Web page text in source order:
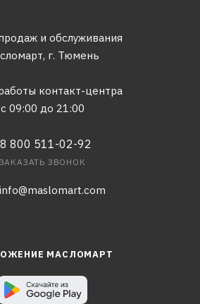
и обслуживания
г. Тюмень
контакт-центра
с 09:00 до 21:00
8 800 511-02-92
ЗАКАЗАТЬ ЗВОНОК
info@maslomart.com
МАСЛОМАРТ